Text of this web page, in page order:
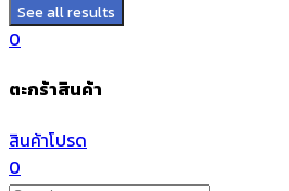
See all results
0
ตะกร้าสินค้า
สินค้าโปรด
0